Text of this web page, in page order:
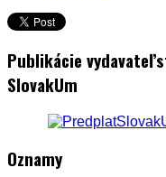
Publikácie
SlovakUm
Oznamy